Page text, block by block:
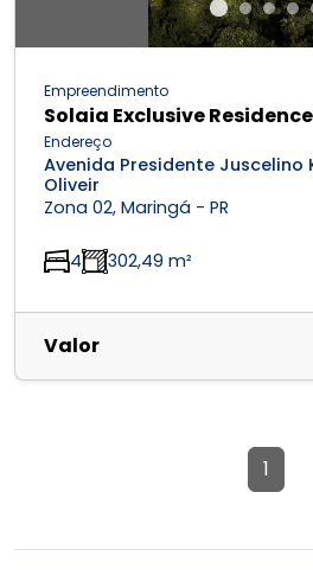
Empreendimento
Solaia Exclusive
Endereço
Avenida Presidente Juscelino
Oliveir
Zona 02, Maringá - PR
4 302,49 m²
Valor
1